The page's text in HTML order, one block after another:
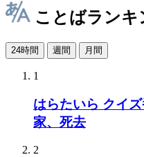
ことばランキ
24時間 週間 月間
1
はらたいら クイ
家、死去
2